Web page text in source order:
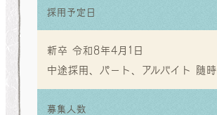
採用予定日
新卒 令和8年4月1日
中途採用、パート、アルバイト 随時
募集人数